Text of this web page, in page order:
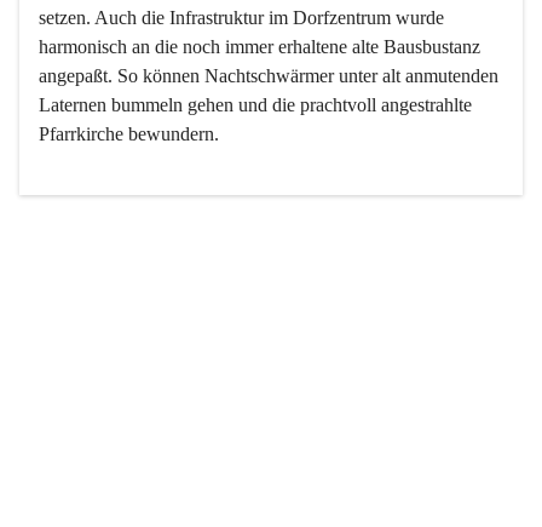
setzen. Auch die Infrastruktur im Dorfzentrum wurde
harmonisch an die noch immer erhaltene alte Bausbustanz
angepaßt. So können Nachtschwärmer unter alt anmutenden
Laternen bummeln gehen und die prachtvoll angestrahlte
Pfarrkirche bewundern.
Der Weinbau dominert heute nicht mehr, ist aber integrativer